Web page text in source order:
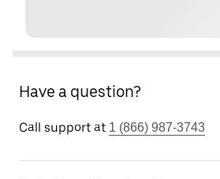
Have a question?
Call support at 1 (866) 987-3743